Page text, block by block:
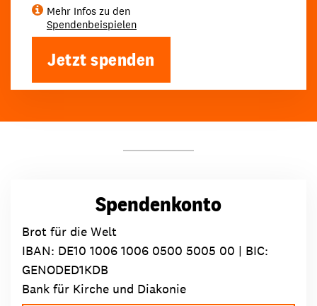
Mehr Infos zu den
Spendenbeispielen
Jetzt spenden
Spendenkonto
Brot für die Welt
IBAN: DE10 1006 1006 0500 5005 00 | BIC:
GENODED1KDB
Bank für Kirche und Diakonie